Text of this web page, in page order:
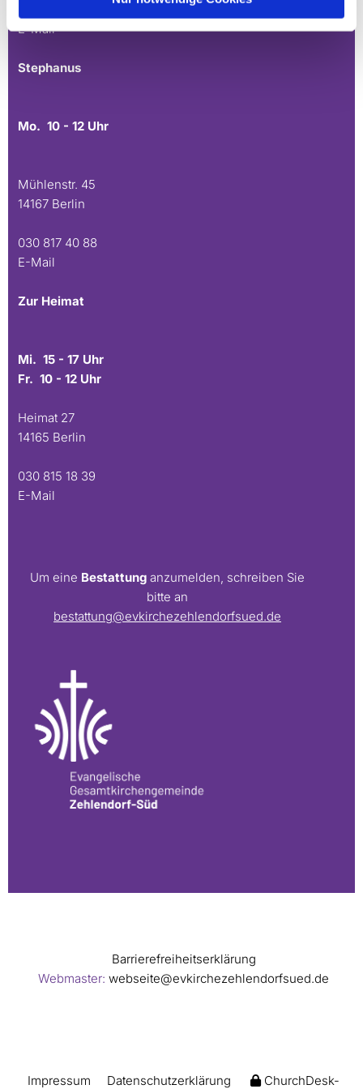
E-Mail
Stephanus
Mo. 10 - 12 Uhr
Mühlenstr. 45
14167 Berlin
030 817 40 88
E-Mail
Zur Heimat
Mi. 15 - 17 Uhr
Fr. 10 - 12 Uhr
Heimat 27
14165 Berlin
030 815 18 39
E-Mail
Um eine Bestattung anzumelden, schreiben Sie
bitte an
bestattung@evkirchezehlendorfsued.de
Barrierefreiheitserklärung
Webmaster: webseite@evkirchezehlendorfsued.de
Impressum Datenschutzerklärung ChurchDesk-